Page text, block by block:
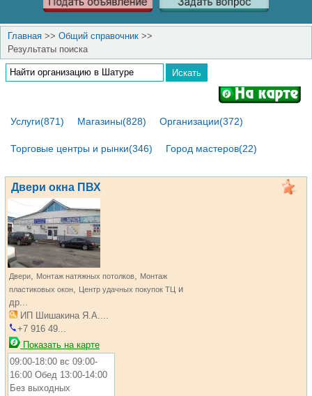
Главная >> Общий справочник >>
Результаты поиска
Услуги(871) Магазины(828) Организации(372)
Торговые центры и рынки(346) Город мастеров(22)
Двери окна ПВХ
Двери, Монтаж натяжных потолков, Монтаж
пластиковых окон, Центр удачных покупок ТЦ и
др...
ИП Шишакина Я.А....
+7 916 49...
Показать на карте
09:00-18:00 вс 09:00-
16:00 Обед 13:00-14:00
Без выходных